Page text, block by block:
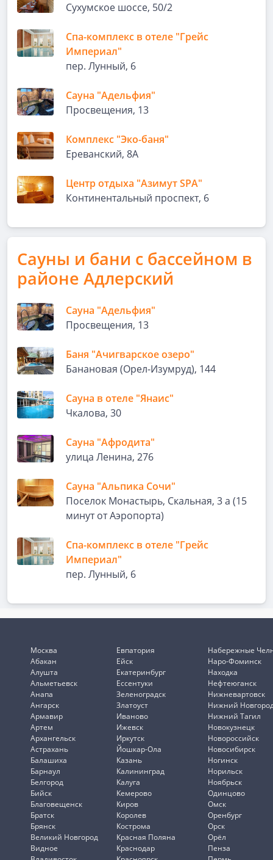
Сухумское шоссе, 50/2
Спа-комплекс в отеле "Грейс
Империал"
пер. Лунный, 6
Сауна "Адельфия"
Просвещения, 13
Комплекс "Эко-баня"
Ереванский, 8А
Центр отдыха "Азимут SPA"
Континентальный проспект, 6
Сауны и бани с бассейном в
районе Адлерский
Сауна "Адельфия"
Просвещения, 13
Баня "Ачигварское озеро"
Банановая (Орел-Изумруд), 144
Сауна в отеле "Янаис"
Чкалова, 30
Сауна "Афродита"
улица Ленина, 276
Сауна "Альпика Сочи"
Поселок Монастырь, Скальная, 3 а (15
минут от Аэропорта)
Спа-комплекс в отеле "Грейс
Империал"
пер. Лунный, 6
Москва
Абакан
Алушта
Альметьевск
Анапа
Ангарск
Армавир
Артем
Архангельск
Астрахань
Балашиха
Барнаул
Белгород
Бийск
Благовещенск
Братск
Брянск
Великий Новгород
Видное
Евпатория
Ейск
Екатеринбург
Ессентуки
Зеленоградск
Златоуст
Иваново
Ижевск
Иркутск
Йошкар-Ола
Казань
Калининград
Калуга
Кемерово
Киров
Королев
Кострома
Красная Поляна
Краснодар
Набережные
Наро-Фоминск
Находка
Нефтеюганск
Нижневартовск
Нижний
Нижний Тагил
Новокузнецк
Новороссийск
Новосибирск
Ногинск
Норильск
Ноябрьск
Одинцово
Омск
Оренбург
Орск
Орёл
Пенза